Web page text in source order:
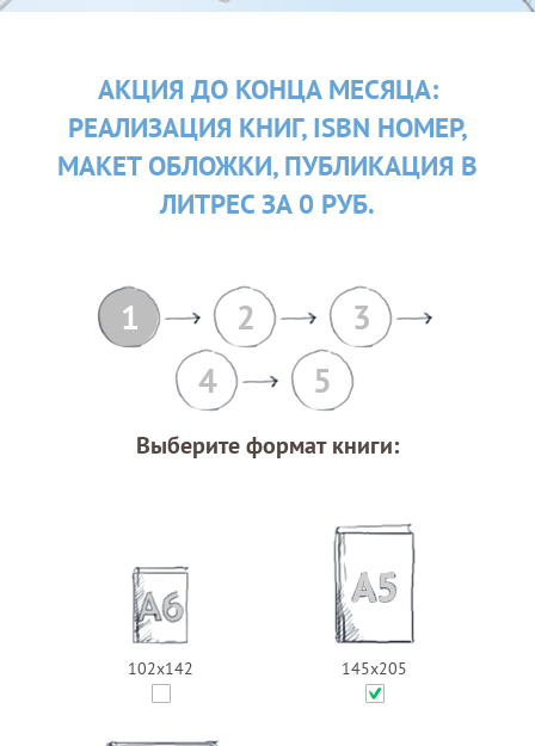
АКЦИЯ ДО КОНЦА МЕСЯЦА:
РЕАЛИЗАЦИЯ КНИГ, ISBN НОМЕР,
МАКЕТ ОБЛОЖКИ, ПУБЛИКАЦИЯ В
ЛИТРЕС ЗА 0 РУБ.
1 2
3
4
5
Выберите формат книги:
102х142 145х205